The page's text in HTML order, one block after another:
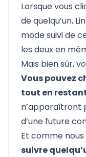
Lorsque vous
de quelqu’un,
mode suivi de
les deux en
Mais bien sûr,
Vous pouvez
tout en
n’apparaîtront
d’une future
Et comme
suivre